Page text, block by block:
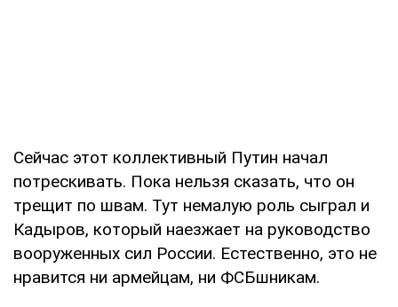
Сейчас этот коллективный Путин начал
потрескивать. Пока нельзя сказать, что он
трещит по швам. Тут немалую роль сыграл и
Кадыров, который наезжает на руководство
вооруженных сил России. Естественно, это не
нравится ни армейцам, ни ФСБшникам.